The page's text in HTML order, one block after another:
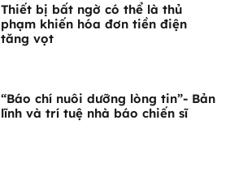
Thiết bị bất ngờ có thể là thủ
phạm khiến hóa đơn tiền điện
tăng vọt
“Báo chí nuôi dưỡng lòng tin”- Bản
lĩnh và trí tuệ nhà báo chiến sĩ